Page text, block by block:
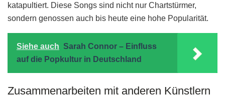
katapultiert. Diese Songs sind nicht nur Chartstürmer,
sondern genossen auch bis heute eine hohe Popularität.
Siehe auch Sarah Connor – Einfluss
auf die Popkultur in Deutschland
Zusammenarbeiten mit anderen Künstlern